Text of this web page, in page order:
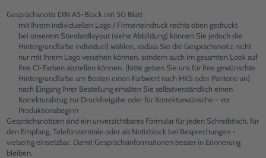
Gesprächsnotiz DIN A5-Block mit 50 Blatt
mit Ihrem individuellen Logo / Firmeneindruck rechts oben gedruckt
bei unserem Standardlayout (siehe Abbildung) können Sie jedoch die
Hintergrundfarbe individuell wählen, sodass Sie die Gesprächsnotiz nicht
nur mit Ihrem Logo versehen können, sondern auch im gesamten Look auf
Ihre CI-Farben abstellen können. (bitte geben Sie uns für Ihre gewünschte
Hintergrundfarbe am Besten einen Farbwert nach HKS oder Pantone an)
nach Eingang Ihrer Bestellung erhalten Sie selbstverständlich einen
Korrekturabzug zur Druckfreigabe oder für Korrekturwünsche - vor
Produktionsbeginn
Gesprächsnotizen sind ein unverzichtbares Formular für jeden Schreibtisch, für
den Empfang, Telefonzentrale oder als Notizblock bei Besprechungen -
vielseitig einsetzbar. Damit Gesprächsinformationen besser in Erinnerung
bleiben.